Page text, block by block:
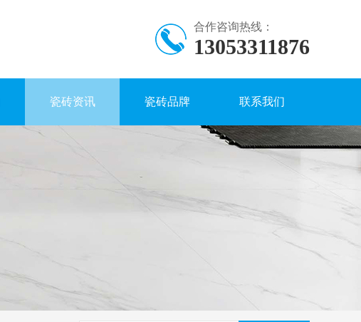
合作咨询热线：
13053311876
瓷砖资讯 瓷砖品牌 联系我们